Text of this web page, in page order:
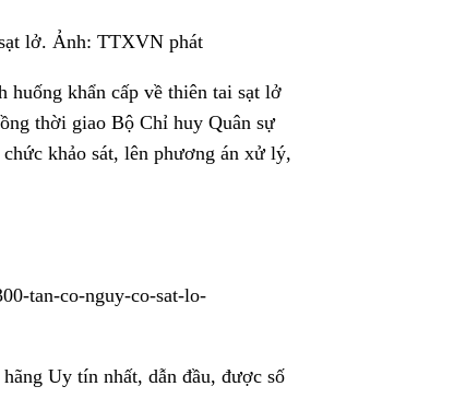
lở. Ảnh: TTXVN phát
khẩn cấp về thiên tai sạt lở
thời giao Bộ Chỉ huy Quân sự
khảo sát, lên phương án xử lý,
tan-co-nguy-co-sat-lo-
Uy tín nhất, dẫn đầu, được số